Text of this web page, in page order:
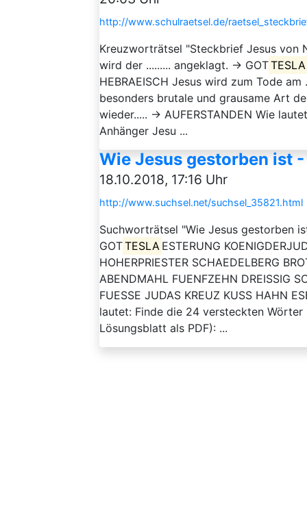
http://www.schulraetsel.de/
Kreuzworträtsel "Steckbrief Jesus von
wird der ......... angeklagt. → GOTTESLA
HEBRAEISCH Jesus wird zum Tode
besonders brutale und grausame Art
wieder..... → AUFERSTANDEN Wie
Anhänger Jesu ...
Wie Jesus gestorben ist
18.10.2018, 17:16 Uhr
http://www.suchsel.net/suchsel_35821.html
Suchworträtsel "Wie Jesus gestorben
GOTTESLA ESTERUNG
HOHERPRIESTER SCHAEDELBERG
ABENDMAHL FUENFZEHN DREISSIG
FUESSE JUDAS KREUZ KUSS HAHN
lautet: Finde die 24 versteckten
Lösungsblatt als PDF): ...